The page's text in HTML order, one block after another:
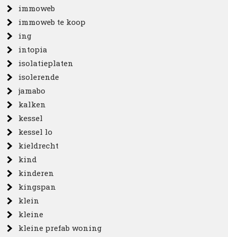
immoweb
immoweb te koop
ing
intopia
isolatieplaten
isolerende
jamabo
kalken
kessel
kessel lo
kieldrecht
kind
kinderen
kingspan
klein
kleine
kleine prefab woning